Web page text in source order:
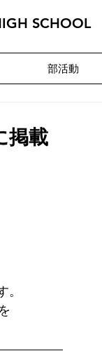
SCHOOL
部活動
掲載